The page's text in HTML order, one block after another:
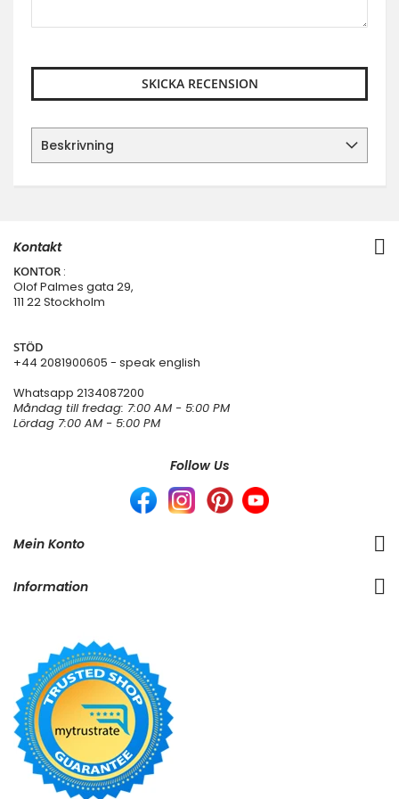
SKICKA RECENSION
Beskrivning
Kontakt
KONTOR :
Olof Palmes gata 29,
111 22 Stockholm
STÖD
+44 2081900605 - speak english
Whatsapp 2134087200
Måndag till fredag: 7:00 AM - 5:00 PM
Lördag 7:00 AM - 5:00 PM
Follow Us
Mein Konto
Information